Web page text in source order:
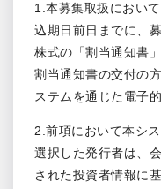
1.本募集取扱におい
込期日前日までに、
株式の「割当通知書
割当通知書の交付の
ステムを通じた電子
2.前項において本シ
選択した発行者は、
された投資者情報に